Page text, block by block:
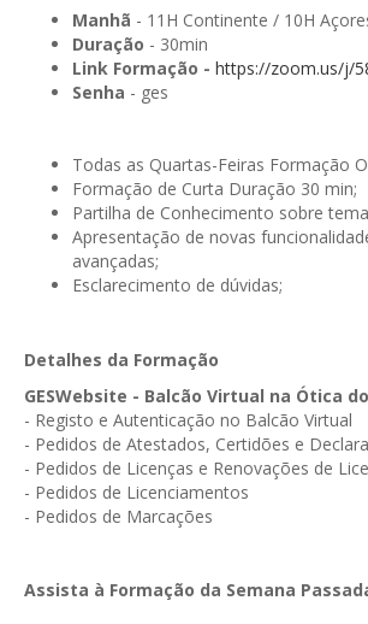
GESDocumental
GESElevador
GESFaturação
GESFeira
GESInventário
GESMarcação
GESSocial
GESSNC-AP
GESSNC-AP Reg. Completo
Manhã - 11H Continente / 10H
Duração - 30min
Link Formação - https://zoom.us/j/
Senha - ges
Todas as Quartas-Feiras Formação
Formação de Curta Duração 30 min;
Partilha de Conhecimento sobre
Apresentação de novas
avançadas;
Esclarecimento de dúvidas;
Detalhes da Formação
GESWebsite - Balcão Virtual na Ótica
- Registo e Autenticação no Balcão Virtual
- Pedidos de Atestados, Certidões e
- Pedidos de Licenças e Renovações de
- Pedidos de Licenciamentos
- Pedidos de Marcações
Assista à Formação da Semana